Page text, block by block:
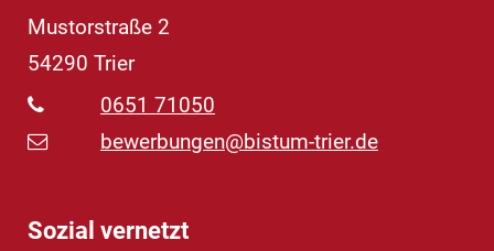
Mustorstraße 2
54290 Trier
0651 71050
bewerbungen@bistum-trier.de
Sozial vernetzt